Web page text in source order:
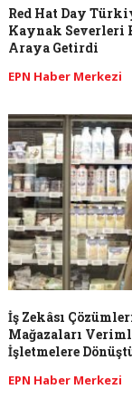
Red Hat Day
Kaynak Severleri
Araya Getirdi
EPN Haber Merkezi
İş Zekâsı
Mağazaları
İşletmelere
EPN Haber Merkezi